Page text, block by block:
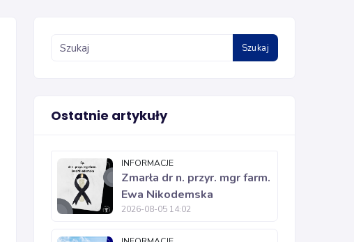
Szukaj
Ostatnie artykuły
INFORMACJE
Zmarła dr n. przyr. mgr farm.
Ewa Nikodemska
2026-08-05 14:02